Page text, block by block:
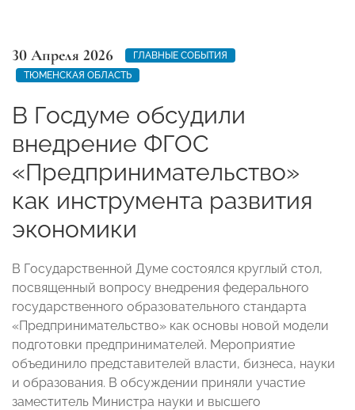
30 Апреля 2026
ГЛАВНЫЕ СОБЫТИЯ
ТЮМЕНСКАЯ ОБЛАСТЬ
В Госдуме обсудили
внедрение ФГОС
«Предпринимательство»
как инструмента развития
экономики
В Государственной Думе состоялся круглый стол,
посвященный вопросу внедрения федерального
государственного образовательного стандарта
«Предпринимательство» как основы новой модели
подготовки предпринимателей. Мероприятие
объединило представителей власти, бизнеса, науки
и образования. В обсуждении приняли участие
заместитель Министра науки и высшего